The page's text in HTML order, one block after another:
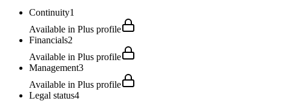
Continuity1
Available in Plus profile
Financials2
Available in Plus profile
Management3
Available in Plus profile
Legal status4